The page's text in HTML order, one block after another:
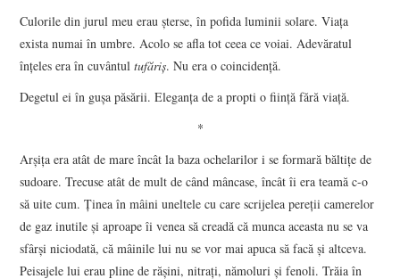
Culorile din jurul meu erau șterse, în pofida luminii solare. Viața
exista numai în umbre. Acolo se afla tot ceea ce voiai. Adevăratul
înțeles era în cuvântultufăriș. Nu era o coincidență.
Degetul ei în gușa păsării. Eleganța de a propti o ființă fără viață.
*
Arșița era atât de mare încât la baza ochelarilor i se formară băltițe de
sudoare. Trecuse atât de mult de când mâncase, încât îi era teamă c-o
să uite cum. Ținea în mâini uneltele cu care scrijelea pereții camerelor
de gaz inutile și aproape îi venea să creadă că munca aceasta nu se va
sfârși niciodată, că mâinile lui nu se vor mai apuca să facă și altceva.
Peisajele lui erau pline de rășini, nitrați, nămoluri și fenoli. Trăia în